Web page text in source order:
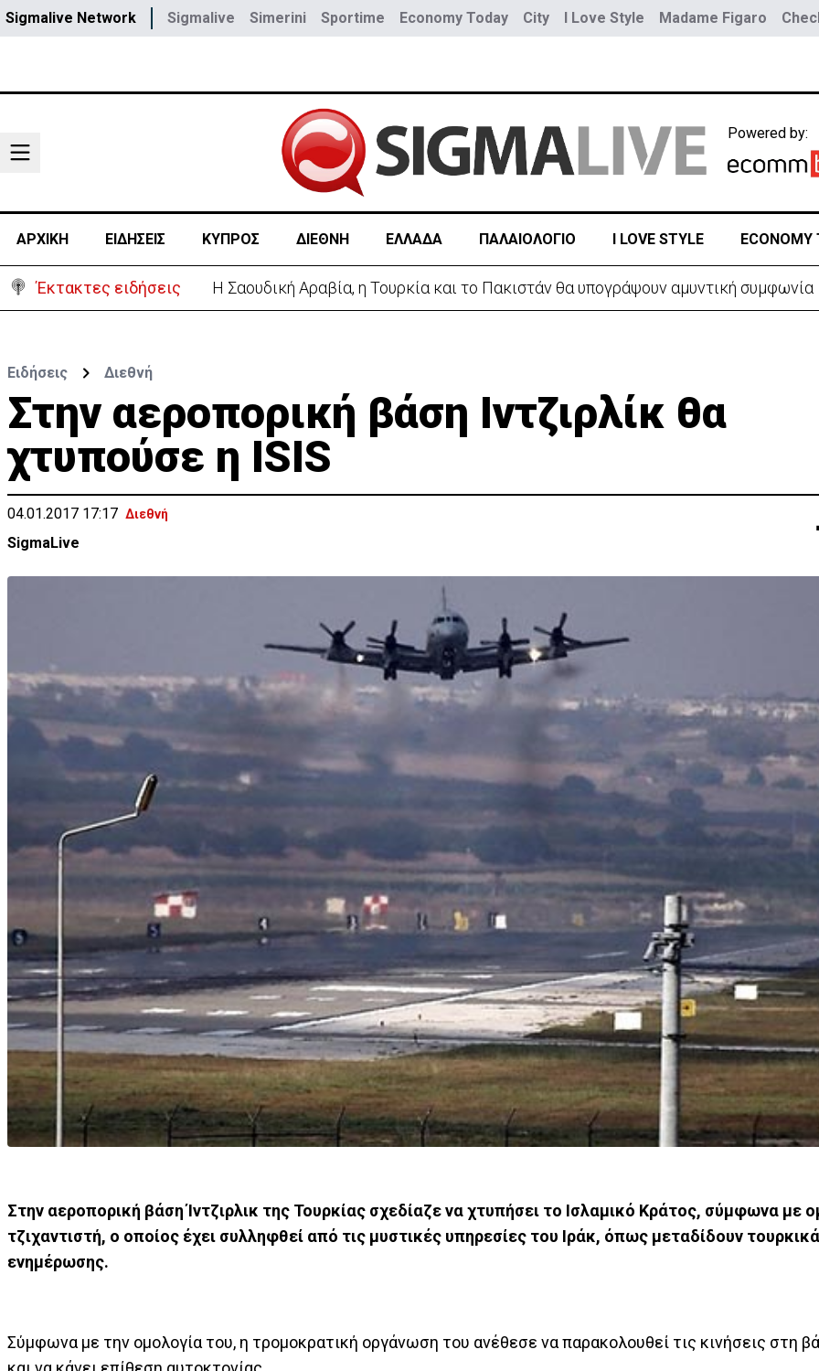
Sigmalive Network Sigmalive Simerini Sportime Economy Today City I Love Style Madame Figaro
Powered by:
ΑΡΧΙΚΗ ΕΙΔΗΣΕΙΣ ΚΥΠΡΟΣ ΔΙΕΘΝΗ ΕΛΛΑΔΑ ΠΑΛΑΙΟΛΟΓΙΟ I LOVE STYLE ECONOMY
Έκτακτες ειδήσεις «Κολλημένη» στα 40αρια η Κύπρος- Μπαίνει σε ισχύ νέα κίτρινη προειδοποίηση
Ειδήσεις Διεθνή
Στην αεροπορική βάση Ιντζιρλίκ θα
χτυπούσε η ISIS
04.01.2017 17:17 Διεθνή
SigmaLive
Στην αεροπορική βάση Ίντζιρλικ της Τουρκίας σχεδίαζε να χτυπήσει το Ισλαμικό Κράτος, σύμφωνα με
τζιχαντιστή, ο οποίος έχει συλληφθεί από τις μυστικές υπηρεσίες του Ιράκ, όπως μεταδίδουν
ενημέρωσης.
Σύμφωνα με την ομολογία του, η τρομοκρατική οργάνωση του ανέθεσε να παρακολουθεί τις κινήσεις στη